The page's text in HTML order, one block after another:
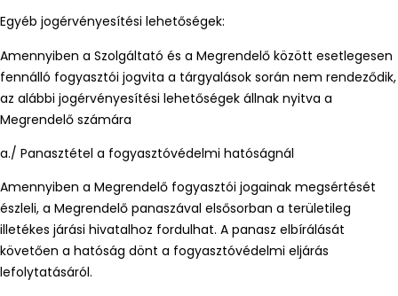
Egyéb jogérvényesítési lehetőségek:
Amennyiben a Szolgáltató és a Megrendelő között esetlegesen
fennálló fogyasztói jogvita a tárgyalások során nem rendeződik,
az alábbi jogérvényesítési lehetőségek állnak nyitva a
Megrendelő számára
a./ Panasztétel a fogyasztóvédelmi hatóságnál
Amennyiben a Megrendelő fogyasztói jogainak megsértését
észleli, a Megrendelő panaszával elsősorban a területileg
illetékes járási hivatalhoz fordulhat. A panasz elbírálását
követően a hatóság dönt a fogyasztóvédelmi eljárás
lefolytatásáról.